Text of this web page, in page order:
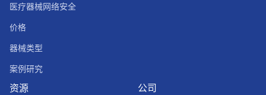
医疗器械网络安全
价格
器械类型
案例研究
资源 公司